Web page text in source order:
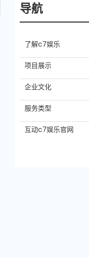
导航
了解c7娱乐
项目展示
企业文化
服务类型
互动c7娱乐官网